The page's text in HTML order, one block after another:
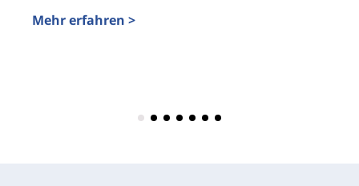
Mehr erfahren >